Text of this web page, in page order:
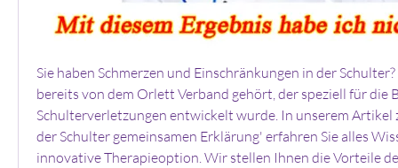
Sie haben Schmerzen und Einschränkungen in der
bereits von dem Orlett Verband gehört, der speziell für die
Schulterverletzungen entwickelt wurde. In unserem
der Schulter gemeinsamen Erklärung' erfahren Sie alles
innovative Therapieoption. Wir stellen Ihnen die Vorteile